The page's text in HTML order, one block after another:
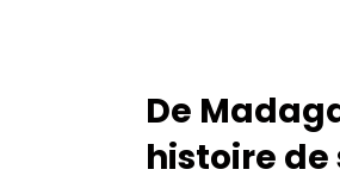
De
histoire